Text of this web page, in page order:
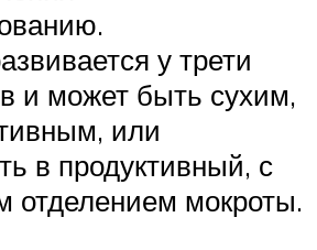
у трети
и может быть сухим,
или
в продуктивный, с
отделением мокроты.